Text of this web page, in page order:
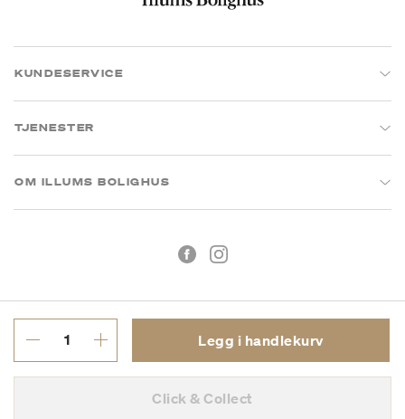
Legg i handlekurv
Click & Collect
KUNDESERVICE
TJENESTER
OM ILLUMS BOLIGHUS